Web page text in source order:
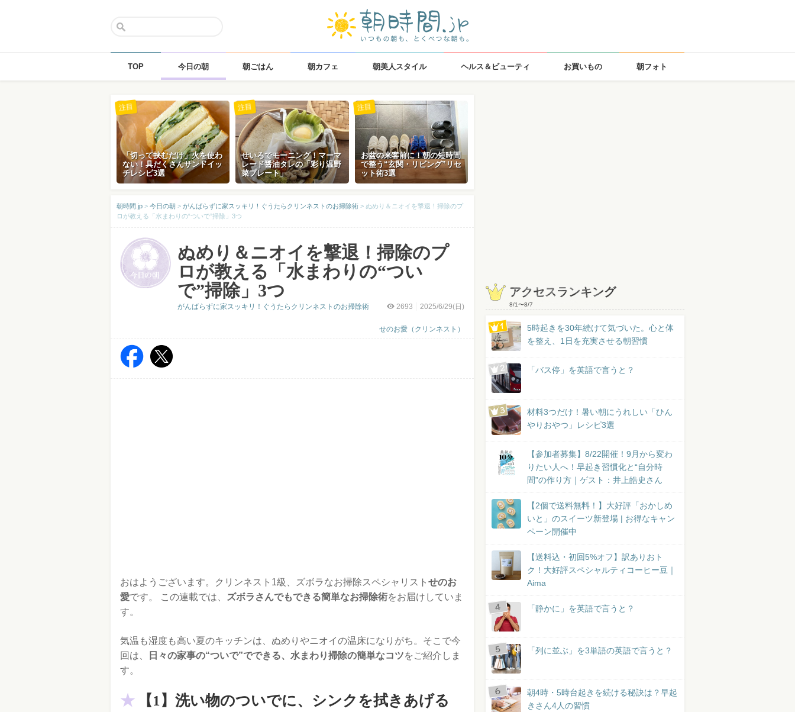
TOP 今日の朝 朝ごはん 朝カフェ 朝美人スタイル ヘルス＆ビューティ お買いもの 朝フォト
「切って挟むだけ」火を使わ
ない！具だくさんサンドイッ
チレシピ3選
注目
せいろでモーニング！マーマ
レード醤油タレの「彩り温野
菜プレート」
注目
お盆の来客前に！朝の短時間
で整う“玄関・リビング”リセ
ット術3選
注目
朝時間.jp > 今日の朝 > がんばらずに家スッキリ！ぐうたらクリンネストのお掃除術 > ぬめり＆ニオイを撃退！掃除のプ
ロが教える「水まわりの“ついで”掃除」3つ
ぬめり＆ニオイを撃退！掃除のプ
ロが教える「水まわりの“つい
で”掃除」3つ
2693 2025/6/29(日)
せのお愛（クリンネスト）
がんばらずに家スッキリ！ぐうたらクリンネストのお掃除術
おはようございます。クリンネスト1級、ズボラなお掃除スペシャリスト せのお
愛です。 この連載では、 ズボラさんでもできる簡単なお掃除術をお届けしていま
す。
気温も湿度も高い夏のキッチンは、ぬめりやニオイの温床になりがち。そこで今
回は、
日々の家事の“ついで”でできる、水まわり掃除の簡単なコツをご紹介しま
す。
【1】洗い物のついでに、シンクを拭きあげる
アクセスランキング
8/1〜8/7
5時起きを30年続けて気づいた。心と体
を整え、1日を充実させる朝習慣
「バス停」を英語で言うと？
材料3つだけ！暑い朝にうれしい「ひん
やりおやつ」レシピ3選
【参加者募集】8/22開催！9月から変わ
りたい人へ！早起き習慣化と“自分時
間”の作り方｜ゲスト：井上皓史さん
【2個で送料無料！】大好評「おかしめ
いと」のスイーツ新登場 | お得なキャン
ペーン開催中
【送料込・初回5%オフ】訳ありおト
ク！大好評スペシャルティコーヒー豆｜
Aima
「静かに」を英語で言うと？
「列に並ぶ」を3単語の英語で言うと？
朝4時・5時台起きを続ける秘訣は？早起
きさん4人の習慣